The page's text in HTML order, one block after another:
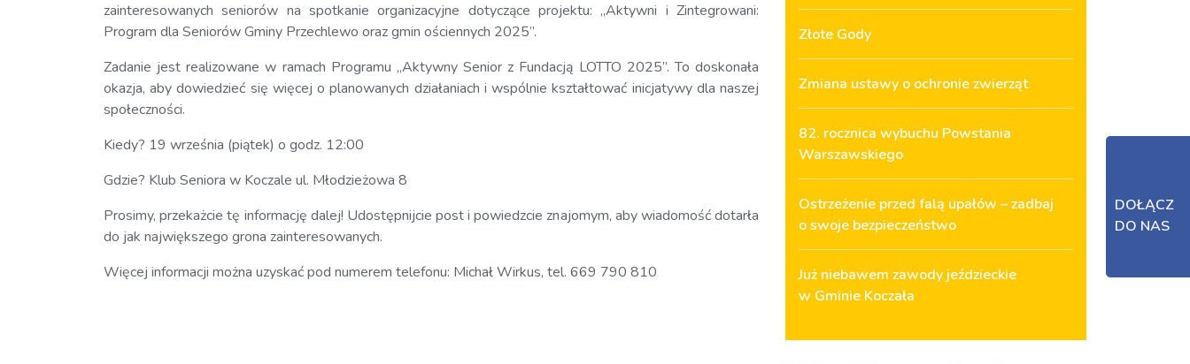
DOŁĄCZ
DO NAS
zainteresowanych seniorów na spotkanie organizacyjne dotyczące projektu: „Aktywni i Zintegrowani:
Program dla Seniorów Gminy Przechlewo oraz gmin ościennych 2025”.
Zadanie jest realizowane w ramach Programu „Aktywny Senior z Fundacją LOTTO 2025”. To doskonała
okazja, aby dowiedzieć się więcej o planowanych działaniach i wspólnie kształtować inicjatywy dla naszej
społeczności.
Kiedy? 19 września (piątek) o godz. 12:00
Gdzie? Klub Seniora w Koczale ul. Młodzieżowa 8
Prosimy, przekażcie tę informację dalej! Udostępnijcie post i powiedzcie znajomym, aby wiadomość dotarła
do jak największego grona zainteresowanych.
Więcej informacji można uzyskać pod numerem telefonu: Michał Wirkus, tel. 669 790 810
Złote Gody
Zmiana ustawy o ochronie zwierząt
82. rocznica wybuchu Powstania
Warszawskiego
Ostrzeżenie przed falą upałów – zadbaj
o swoje bezpieczeństwo
Już niebawem zawody jeździeckie
w Gminie Koczała